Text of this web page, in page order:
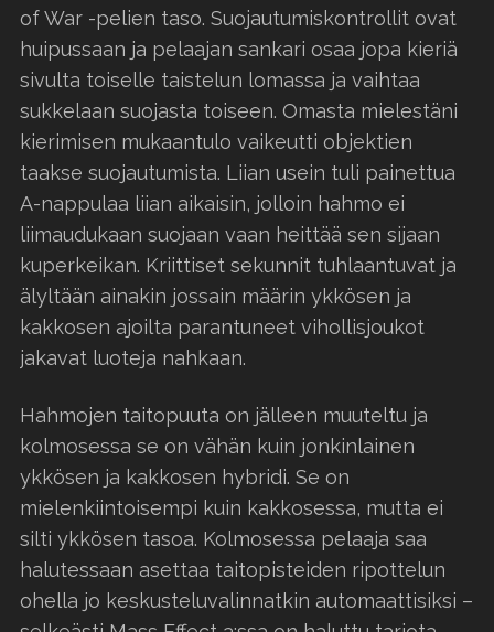
of War -pelien taso. Suojautumiskontrollit ovat
huipussaan ja pelaajan sankari osaa jopa kieriä
sivulta toiselle taistelun lomassa ja vaihtaa
sukkelaan suojasta toiseen. Omasta mielestäni
kierimisen mukaantulo vaikeutti objektien
taakse suojautumista. Liian usein tuli painettua
A-nappulaa liian aikaisin, jolloin hahmo ei
liimaudukaan suojaan vaan heittää sen sijaan
kuperkeikan. Kriittiset sekunnit tuhlaantuvat ja
älyltään ainakin jossain määrin ykkösen ja
kakkosen ajoilta parantuneet vihollisjoukot
jakavat luoteja nahkaan.
Hahmojen taitopuuta on jälleen muuteltu ja
kolmosessa se on vähän kuin jonkinlainen
ykkösen ja kakkosen hybridi. Se on
mielenkiintoisempi kuin kakkosessa, mutta ei
silti ykkösen tasoa. Kolmosessa pelaaja saa
halutessaan asettaa taitopisteiden ripottelun
ohella jo keskusteluvalinnatkin automaattisiksi –